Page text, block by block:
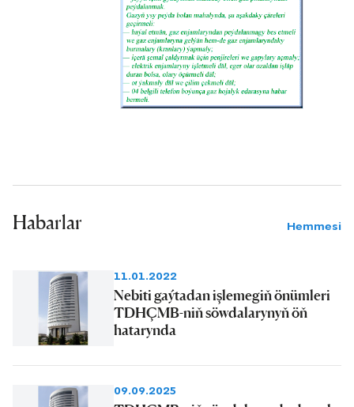
Habarlar Hemmesi
11.01.2022
Nebiti gaýtadan işlemegiň önümleri
TDHÇMB-niň söwdalarynyň öň
hatarynda
09.09.2025